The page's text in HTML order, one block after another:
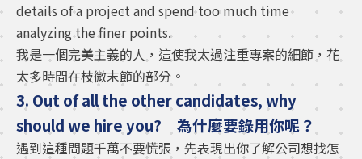
details of a project and spend too much time
analyzing the finer points.
我是一個完美主義的人，這使我太過注重專案的細節，花
太多時間在枝微末節的部分。
3. Out of all the other candidates, why
should we hire you? 為什麼要錄用你呢？
遇到這種問題千萬不要慌張，先表現出你了解公司想找怎